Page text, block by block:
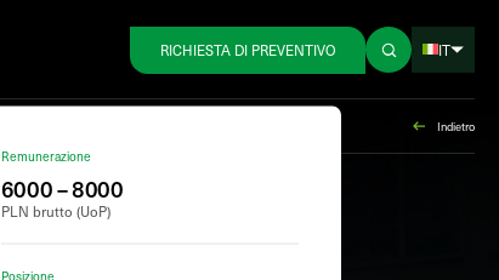
RICHIESTA DI PREVENTIVO IT
Indietro
Remunerazione
6000 – 8000
PLN brutto (UoP)
Posizione